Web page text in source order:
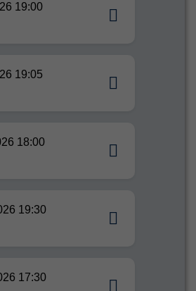
19:00
19:05
18:00
19:30
17:30